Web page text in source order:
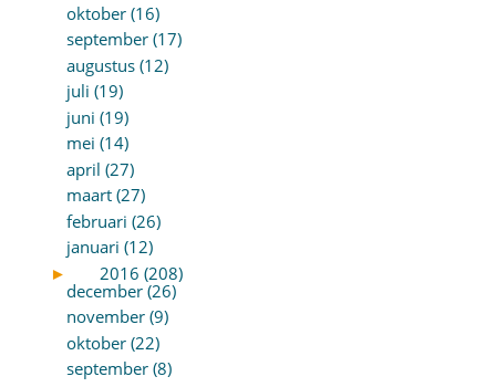
oktober (16)
september (17)
augustus (12)
juli (19)
juni (19)
mei (14)
april (27)
maart (27)
februari (26)
januari (12)
►
2016 (208)
december (26)
november (9)
oktober (22)
september (8)